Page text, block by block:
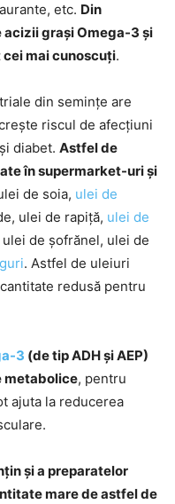
etc. Din
grași Omega-3 și
mai cunoscuți.
din semințe are
riscul de afecțiuni
diabet. Astfel de
în supermarket-uri și
de soia, ulei de
ulei de rapiță, ulei de
de șofrănel, ulei de
. Astfel de uleiuri
redusă pentru
3 (de tip ADH și AEP)
metabolice, pentru
ajuta la reducerea
și a preparatelor
mare de astfel de